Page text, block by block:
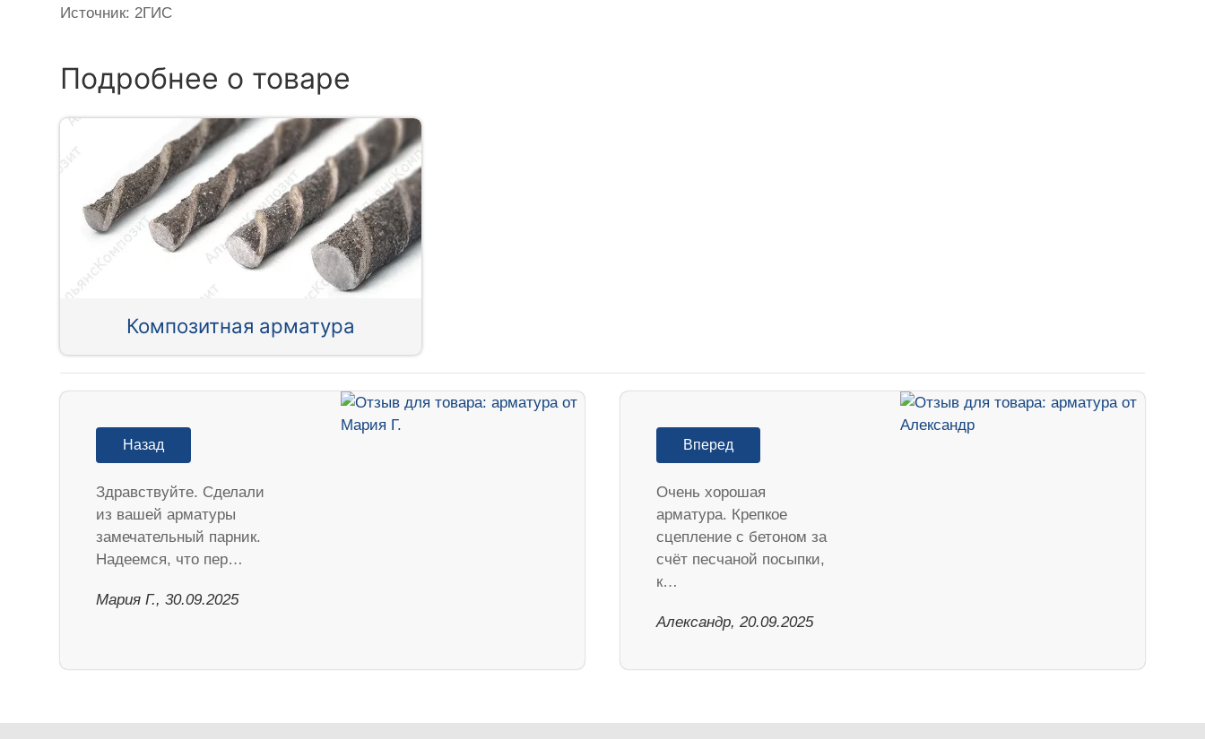
Источник: 2ГИС
Подробнее о товаре
Композитная арматура
Назад
Здравствуйте. Сделали
из вашей арматуры
замечательный парник.
Надеемся, что пер…
Мария Г., 30.09.2025
Вперед
Очень хорошая
арматура. Крепкое
сцепление с бетоном за
счёт песчаной посыпки,
к…
Александр, 20.09.2025